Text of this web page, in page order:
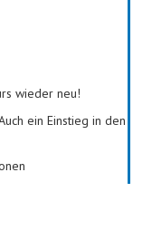
wieder neu!
ein Einstieg in den